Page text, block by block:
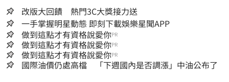
改版大回饋 熱門3C大獎接力送
一手掌握明星動態 即刻下載娛樂星聞APP
做到這點才有資格說愛你PR
做到這點才有資格說愛你PR
做到這點才有資格說愛你PR
國際油價仍處高檔 「下週國內是否調漲」中油公布了